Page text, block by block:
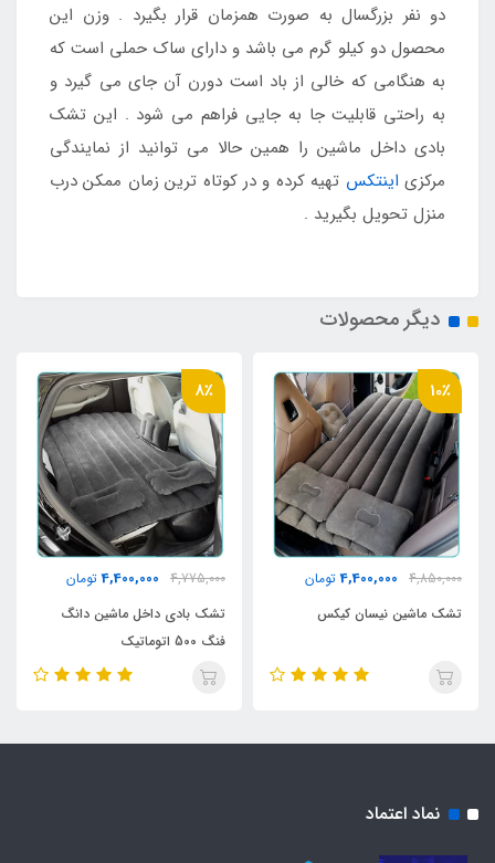
دو نفر بزرگسال به صورت همزمان قرار بگیرد . وزن این
محصول دو کیلو گرم می باشد و دارای ساک حملی است که
به هنگامی که خالی از باد است دورن آن جای می گیرد و
به راحتی قابلیت جا به جایی فراهم می شود . این تشک
بادی داخل ماشین را همین حالا می توانید از نمایندگی
مرکزی اینتکس تهیه کرده و در کوتاه ترین زمان ممکن درب
منزل تحویل بگیرید .
دیگر محصولات
10٪
4,850,000
4,400,000 تومان
تشک ماشین نیسان کیکس
8٪
4,775,000
4,400,000 تومان
تشک بادی داخل ماشین دانگ
فنگ 500 اتوماتیک
نماد اعتماد